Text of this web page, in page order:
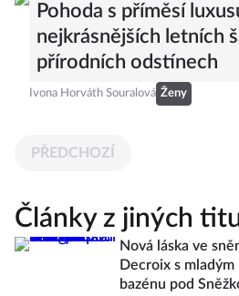
Pohoda s příměsí
nejkrásnějších letních
přírodních odstínech
Ivona Horváth Souralová Ženy
PŘEDCHOZÍ
Články z jiných
Nová láska ve
Decroix s
bazénu pod